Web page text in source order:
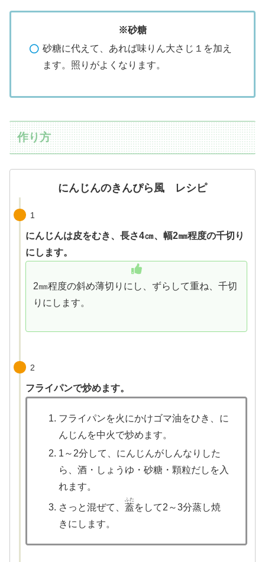
※砂糖
砂糖に代えて、あれば味りん大さじ１を加え
ます。照りがよくなります。
作り方
にんじんのきんぴら風 レシピ
1
にんじんは皮をむき、長さ4㎝、幅2㎜程度の千切り
にします。
2㎜程度の斜め薄切りにし、ずらして重ね、千切
りにします。
2
フライパンで炒めます。
フライパンを火にかけゴマ油をひき、に
んじんを中火で炒めます。
1～2分して、にんじんがしんなりした
ら、酒・しょうゆ・砂糖・顆粒だしを入
れます。
さっと混ぜて、蓋
ふた
をして2～3分蒸し焼
きにします。